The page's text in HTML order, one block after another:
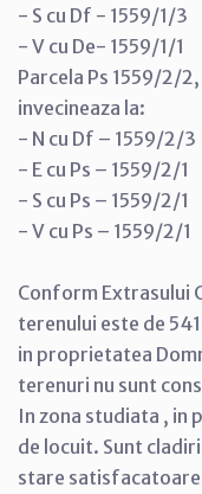
- S cu Df - 1559/1/3
- V cu De- 1559/1/1
Parcela Ps 1559/2/
invecineaza la:
- N cu Df – 1559/2/3
- E cu Ps – 1559/2/1
- S cu Ps – 1559/2/1
- V cu Ps – 1559/2/1
Conform Extrasului
terenului este de
in proprietatea
terenuri nu sunt
In zona studiata , in
de locuit. Sunt
stare